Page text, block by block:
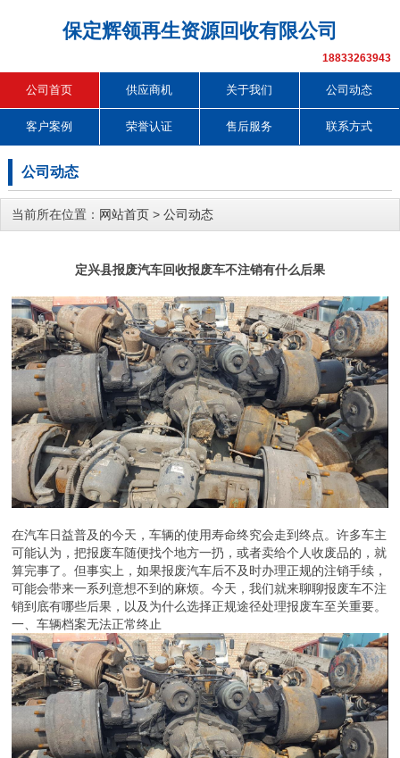
保定辉领再生资源回收有限公司
18833263943
公司首页 供应商机 关于我们 公司动态
客户案例 荣誉认证 售后服务 联系方式
公司动态
当前所在位置： 网站首页 > 公司动态
定兴县报废汽车回收报废车不注销有什么后果
在汽车日益普及的今天，车辆的使用寿命终究会走到终点。许多车主
可能认为，把报废车随便找个地方一扔，或者卖给个人收废品的，就
算完事了。但事实上，如果报废汽车后不及时办理正规的注销手续，
可能会带来一系列意想不到的麻烦。今天，我们就来聊聊报废车不注
销到底有哪些后果，以及为什么选择正规途径处理报废车至关重要。
一、车辆档案无法正常终止